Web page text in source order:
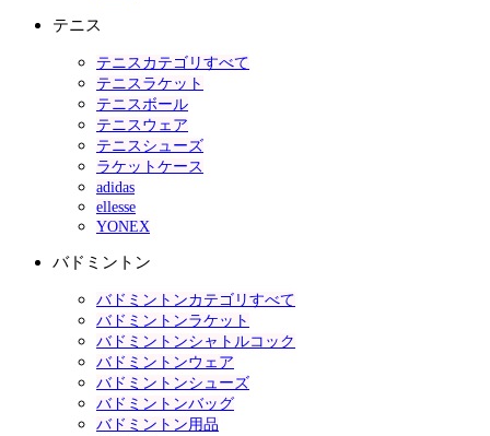
テニス
テニスカテゴリすべて
テニスラケット
テニスボール
テニスウェア
テニスシューズ
ラケットケース
adidas
ellesse
YONEX
バドミントン
バドミントンカテゴリすべて
バドミントンラケット
バドミントンシャトルコック
バドミントンウェア
バドミントンシューズ
バドミントンバッグ
バドミントン用品